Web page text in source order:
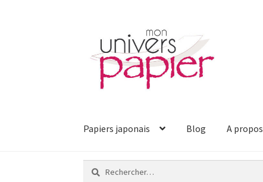
la
navigation
contenu
Papiers japonais Blog A propos
Rechercher :